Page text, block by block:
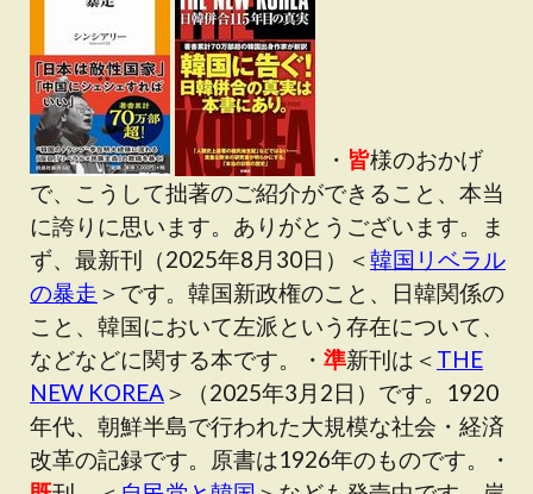
・ 皆様のおかげ
で、こうして拙著のご紹介ができること、本当
に誇りに思います。ありがとうございます。ま
ず、最新刊（2025年8月30日）＜韓国リベラル
の暴走 ＞です。韓国新政権のこと、日韓関係の
こと、韓国において左派という存在について、
などなどに関する本です。・ 準新刊は＜ THE
NEW KOREA＞（2025年3月2日）です。1920
年代、朝鮮半島で行われた大規模な社会・経済
改革の記録です。原書は1926年のものです。・